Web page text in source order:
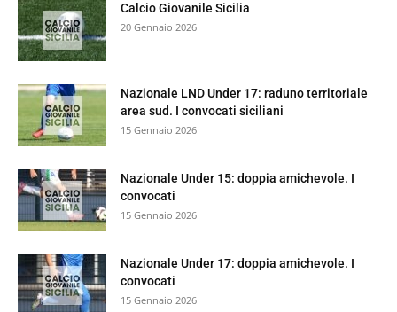
Calcio Giovanile Sicilia
20 Gennaio 2026
Nazionale LND Under 17: raduno territoriale
area sud. I convocati siciliani
15 Gennaio 2026
Nazionale Under 15: doppia amichevole. I
convocati
15 Gennaio 2026
Nazionale Under 17: doppia amichevole. I
convocati
15 Gennaio 2026